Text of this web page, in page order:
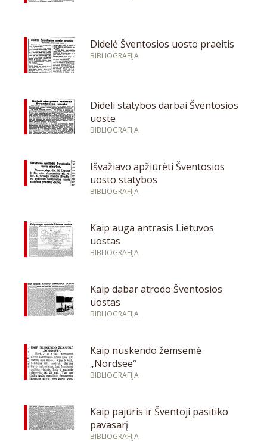
Didelė Šventosios uosto praeitis
BIBLIOGRAFIJA
Dideli statybos darbai Šventosios
uoste
BIBLIOGRAFIJA
Išvažiavo apžiūrėti Šventosios
uosto statybos
BIBLIOGRAFIJA
Kaip auga antrasis Lietuvos
uostas
BIBLIOGRAFIJA
Kaip dabar atrodo Šventosios
uostas
BIBLIOGRAFIJA
Kaip nuskendo žemsemė
„Nordsee“
BIBLIOGRAFIJA
Kaip pajūris ir Šventoji pasitiko
pavasarį
BIBLIOGRAFIJA